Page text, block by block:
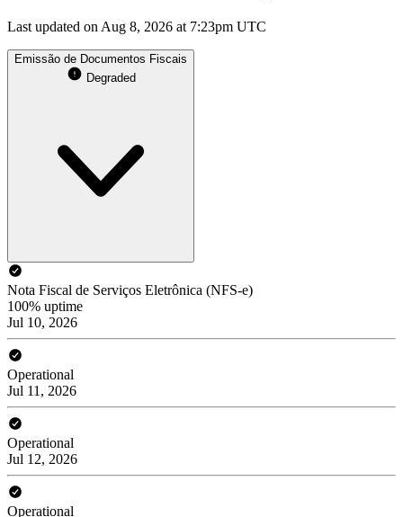
Last updated on Aug 8, 2026 at 7:23pm UTC
Emissão de Documentos Fiscais
Degraded
Nota Fiscal de Serviços Eletrônica (NFS-e)
100% uptime
Jul 10, 2026
Operational
Jul 11, 2026
Operational
Jul 12, 2026
Operational